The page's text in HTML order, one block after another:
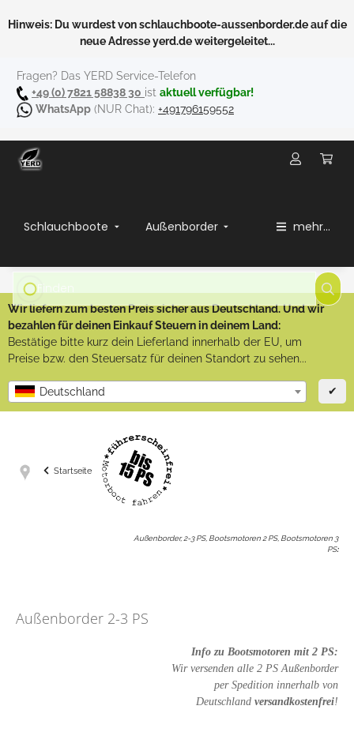
Hinweis: Du wurdest von schlauchboote-aussenborder.de auf die
neue Adresse yerd.de weitergeleitet...
Fragen? Das YERD Service-Telefon
+49 (0) 7821 58838 30 ist aktuell verfügbar!
WhatsApp (NUR Chat): +491796159552
Schlauchboote Außenborder mehr...
Wir liefern zum besten Preis sicher aus Deutschland. Und wir
bezahlen für deinen Einkauf Steuern in deinem Land:
Bestätige bitte kurz dein Lieferland innerhalb der EU, um
Preise bzw. den Steuersatz für deinen Standort zu sehen...
Deutschland ✔
Startseite
Außenborder, 2-3 PS, Bootsmotoren 2 PS, Bootsmotoren 3
PS:
Außenborder 2-3 PS
Info zu Bootsmotoren mit 2 PS:
Wir versenden alle 2 PS Außenborder
per Spedition innerhalb von
Deutschland versandkostenfrei!